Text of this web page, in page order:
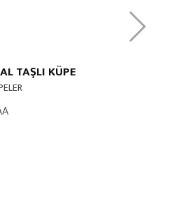
TAŞLI KÜPE